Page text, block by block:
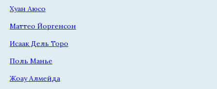
Хуан Аюсо
Маттео Йоргенсон
Исаак Дель Торо
Поль Манье
Жоау Алмейда